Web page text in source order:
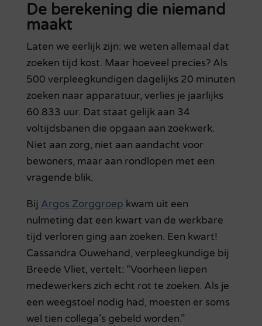
De berekening die niemand
maakt
Laten we eerlijk zijn: we weten allemaal dat
zoeken tijd kost. Maar hoeveel precies? Als
500 verpleegkundigen dagelijks 20 minuten
zoeken naar apparatuur, verlies je jaarlijks
60.833 uur. Dat staat gelijk aan 34
voltijdsbanen die opgaan aan zoekwerk.
Niet aan zorg, niet aan aandacht voor
bewoners, maar aan rondlopen met een
vragende blik.
Bij Argos Zorggroep kwam uit een
nulmeting dat een kwart van de werkbare
tijd verloren ging aan zoeken. Een kwart!
Cassandra Ouwehand, verpleegkundige bij
Breede Vliet, vertelt: “Voorheen liepen
medewerkers zich echt rot te zoeken. Als je
een weegstoel nodig had, moesten er soms
wel tien collega’s gebeld worden.”